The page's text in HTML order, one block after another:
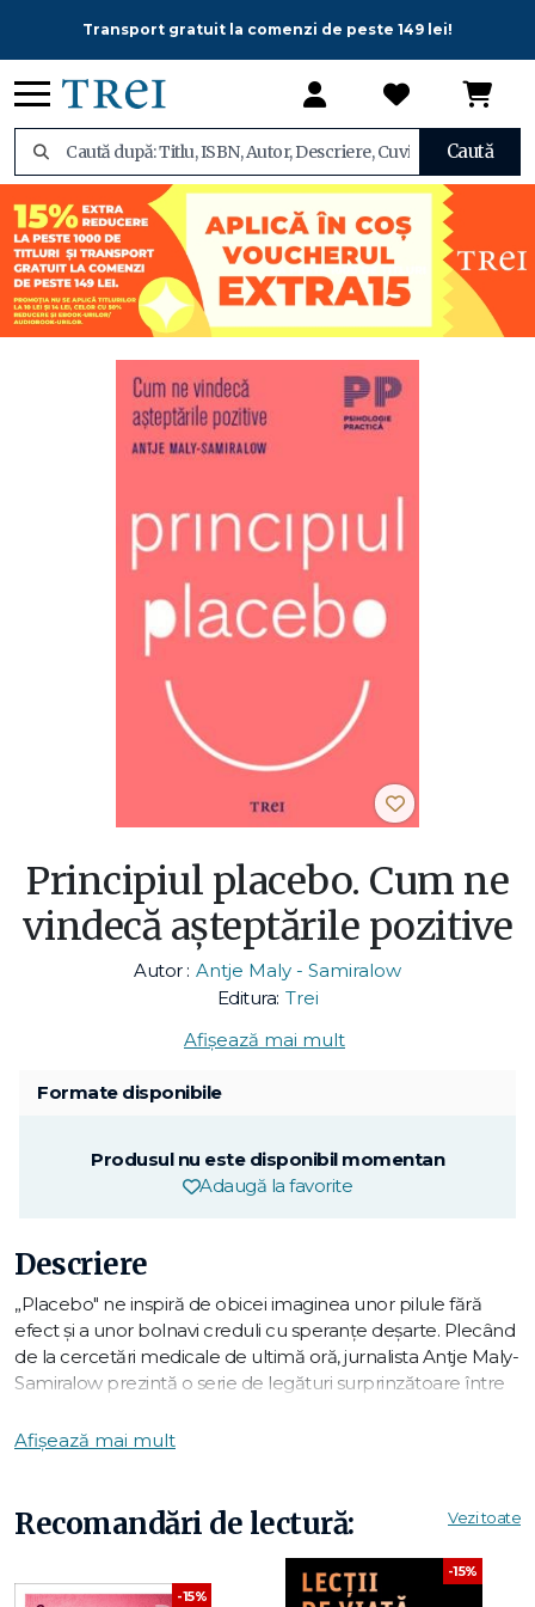
Transport gratuit la comenzi de peste 149 lei!
Caută
Principiul placebo. Cum ne
vindecă așteptările pozitive
Autor : Antje Maly - Samiralow
Editura: Trei
Afișează mai mult
Formate disponibile
Produsul nu este disponibil momentan
Adaugă la favorite
Descriere
„Placebo" ne inspiră de obicei imaginea unor pilule fără
efect și a unor bolnavi creduli cu speranțe deșarte. Plecând
de la cercetări medicale de ultimă oră, jurnalista Antje Maly-
Samiralow prezintă o serie de legături surprinzătoare între
organismului. Cazurile clinice relatate în carte arată că
evidențiază și reversul medaliei – efectul „nocebo", care vine
din starea de nesiguranță, putând zădărnici vindecarea.
Cititorul e invitat nu doar să afle recentele dovezi științifice
pentru eficacitatea terapeutică a placeboului, ci și
Afișează mai mult
Recomandări de lectură: Vezi toate
-15%
-15%